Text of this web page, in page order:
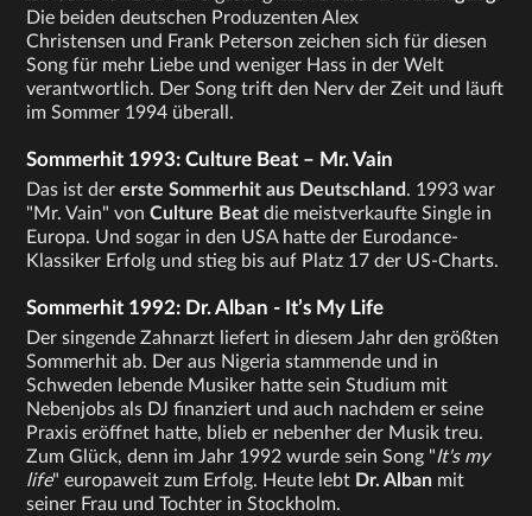
Die beiden deutschen Produzenten Alex
Christensen und Frank Peterson zeichen sich für diesen
Song für mehr Liebe und weniger Hass in der Welt
verantwortlich. Der Song trift den Nerv der Zeit und läuft
im Sommer 1994 überall.
Sommerhit 1993: Culture Beat – Mr. Vain
Das ist dererste Sommerhit aus Deutschland. 1993 war
"Mr. Vain" vonCulture Beatdie meistverkaufte Single in
Europa. Und sogar in den USA hatte der Eurodance-
Klassiker Erfolg und stieg bis auf Platz 17 der US-Charts.
Sommerhit 1992: Dr. Alban - It’s My Life
Der singende Zahnarzt liefert in diesem Jahr den größten
Sommerhit ab. Der aus Nigeria stammende und in
Schweden lebende Musiker hatte sein Studium mit
Nebenjobs als DJ finanziert und auch nachdem er seine
Praxis eröffnet hatte, blieb er nebenher der Musik treu.
Zum Glück, denn im Jahr 1992 wurde sein Song "It's my
life" europaweit zum Erfolg. Heute lebt Dr. Alban mit
seiner Frau und Tochter in Stockholm.